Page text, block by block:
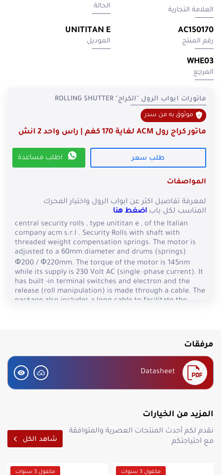
ماتورات ابواب الرول "الكراج" ROLLING SHUTTER
موثوق به من سدر
ماتور كراج رول ACM لغاية 170 كغم | راس واحد 2 انش
طلب سعر اطلب مساعدة
المواصفات
لمعرفة تفاصيل اكثر عن ابواب الرول واختيار المحرك
المناسب لكل باب اضغط هنا
central security rolls , type unititan e , of the Italian
company acm s.r.l . Security Rolls with shaft with
threaded weight compensation springs. The motor is
adjusted to a 60mm diameter and drums (springs)
Φ200 / Φ220mm. The torque of the motor is 145nm
while its supply is 230 Volt AC (single -phase current). It
has built -in terminal switches and electron and the
release (roll manipulation) is made through a cable. The
package also includes a long cable to facilitate the
accompanied by a cable and device Remote (“pine
cones”) for removal of the electrican and inner rolleri in
Motor trunk and drum made of casting aluminum.
Gears and bearings made of steel.
The motor axis is mounted on double bearings.
4 -pole asynchronous motor, with a speed of rotation
1400 RPM
Insulation Class B (Nema Motor Insulation Temperature
Rating)
Easy to set up Terminal Cutters Open and Closed
العلامة التجارية
الحالة
AC150170
رقم المنتج
UNITITAN E
الموديل
WHE03
المرجِع
مرفقات
Datasheet
المزيد من الخيارات
نقدم لكم أحدث المنتجات العصرية والمتوافقة
مع احتياجتكم
شاهد الكل
مكفول 3 سنوات مكفول 3 سنوات